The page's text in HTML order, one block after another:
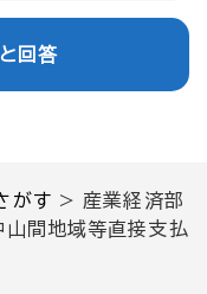
がす > 産業経済部
山間地域等直接支払
回答